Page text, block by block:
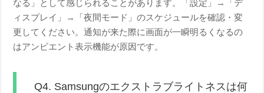
なる」として感じられることがあります。「設定」→「デ
ィスプレイ」→「夜間モード」のスケジュールを確認・変
更してください。通知が来た際に画面が一瞬明るくなるの
はアンビエント表示機能が原因です。
Q4. Samsungのエクストラブライトネスは何